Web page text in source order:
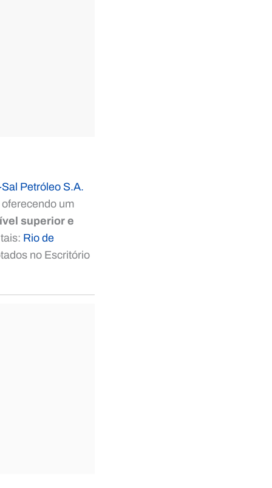
Petróleo S.A.
um
superior e
Rio de
no Escritório